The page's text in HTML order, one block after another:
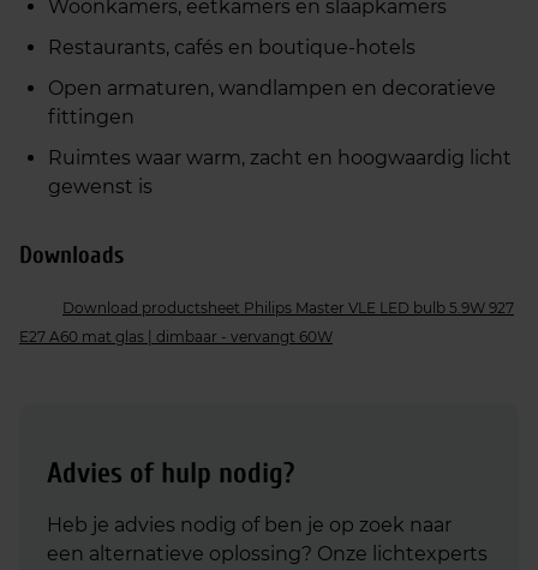
Woonkamers, eetkamers en slaapkamers
Restaurants, cafés en boutique‑hotels
Open armaturen, wandlampen en decoratieve
fittingen
Ruimtes waar warm, zacht en hoogwaardig licht
gewenst is
Downloads
Download productsheet Philips Master VLE LED bulb 5.9W 927
E27 A60 mat glas | dimbaar - vervangt 60W
Advies of hulp nodig?
Heb je advies nodig of ben je op zoek naar
een alternatieve oplossing? Onze lichtexperts